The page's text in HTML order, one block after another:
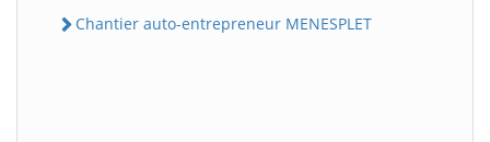
Chantier auto-entrepreneur MENESPLET